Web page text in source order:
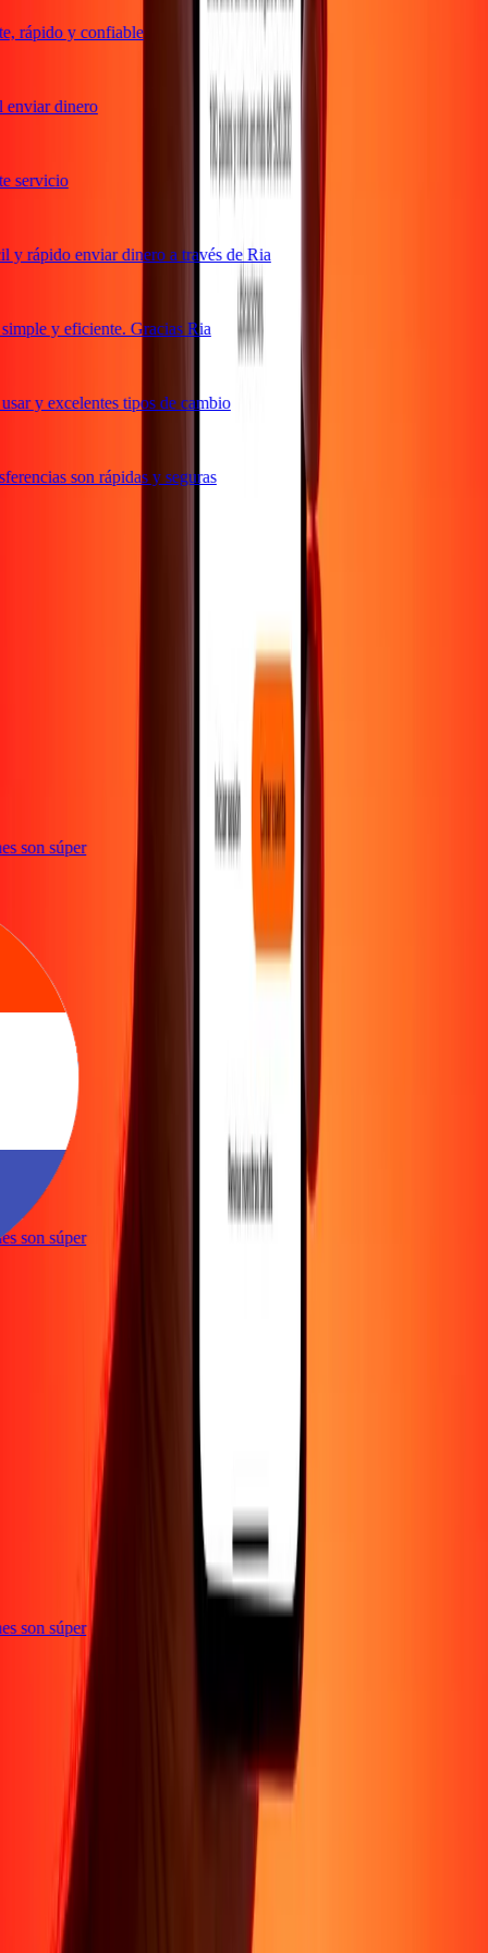
rápido y confiable
dinero
rápido enviar dinero a través de Ria
y eficiente. Gracias Ria
y excelentes tipos de cambio
son rápidas y seguras
son súper
son súper
son súper
Acerca de
Conviértete en agenteConviértete en socio
Conviértete en socio estratégico
Carreras Promociones
Transferencia internacional de dinero
Soporte
Política de privacidad
Aviso de cookies
condiciones
Presentar una